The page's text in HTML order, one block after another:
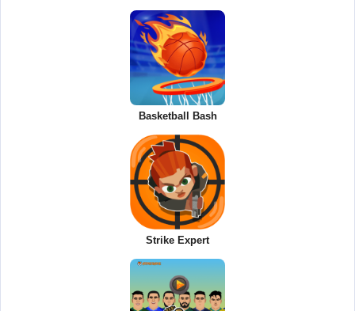
Basketball Bash
Strike Expert